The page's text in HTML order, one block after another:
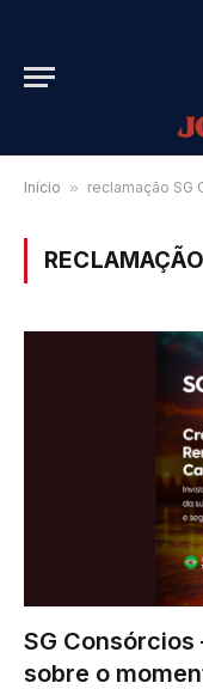
Início » reclamação SG
SG
sobre o